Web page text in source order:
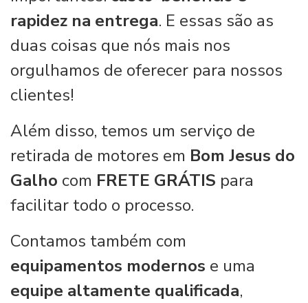
rapidez na entrega. E essas são as
duas coisas que nós mais nos
orgulhamos de oferecer para nossos
clientes!
Além disso, temos um serviço de
retirada de motores em Bom Jesus do
Galho com FRETE GRÁTIS para
facilitar todo o processo.
Contamos também com
equipamentos modernos e uma
equipe altamente qualificada,